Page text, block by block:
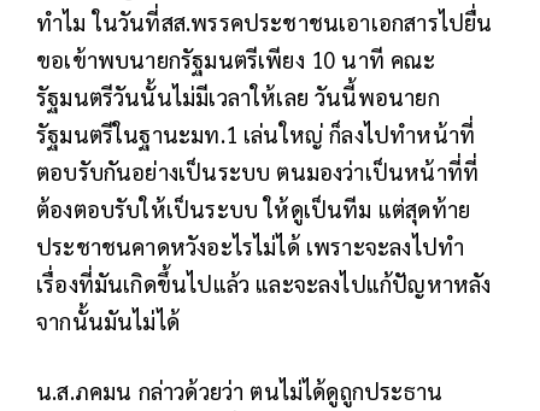
ทำไม ในวันที่สส.พรรคประชาชนเอาเอกสารไปยื่น
ขอเข้าพบนายกรัฐมนตรีเพียง 10 นาที คณะ
รัฐมนตรีวันนั้นไม่มีเวลาให้เลย วันนี้พอนายก
รัฐมนตรีในฐานะมท.1 เล่นใหญ่ ก็ลงไปทำหน้าที่
ตอบรับกันอย่างเป็นระบบ ตนมองว่าเป็นหน้าที่ที่
ต้องตอบรับให้เป็นระบบ ให้ดูเป็นทีม แต่สุดท้าย
ประชาชนคาดหวังอะไรไม่ได้ เพราะจะลงไปทำ
เรื่องที่มันเกิดขึ้นไปแล้ว และจะลงไปแก้ปัญหาหลัง
จากนั้นมันไม่ได้
น.ส.ภคมน กล่าวด้วยว่า ตนไม่ได้ดูถูกประธาน